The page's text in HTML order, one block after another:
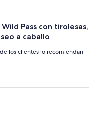
Wild Pass con
a caballo
de los clientes lo recomiendan
almuerzo junto a la